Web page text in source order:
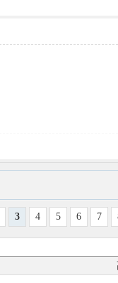
3 4 5 6 7